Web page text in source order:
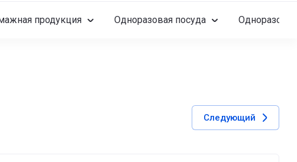
продукция Одноразовая посуда
Следующий